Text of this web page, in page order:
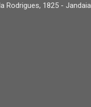
Rodrigues, 1825 - Jandaia